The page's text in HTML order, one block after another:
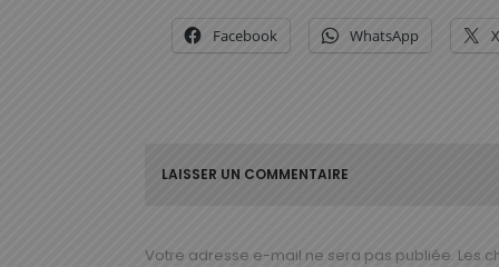
Facebook WhatsApp X
LAISSER UN COMMENTAIRE
Votre adresse e-mail ne sera pas publiée. Les